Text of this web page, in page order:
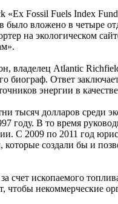
Fossil Fuels Index
было вложено в четыре
на экологическом
владелец Atlantic
биограф. Ответ
энергии в
тысяч долларов
году. В то время
С 2009 по 2011 год
создали бы и
ископаемого
чтобы некоммерческие